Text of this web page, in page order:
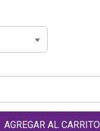
AGREGAR AL CARRITO